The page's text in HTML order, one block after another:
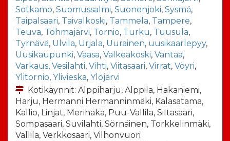
Sotkamo, Suomussalmi, Suonenjoki, Sysmä,
Taipalsaari, Taivalkoski, Tammela, Tampere,
Teuva, Tohmajärvi, Tornio, Turku, Tuusula,
Tyrnävä, Ulvila, Urjala, Uurainen, uusikaarlepyy,
Uusikaupunki, Vaasa, Valkeakoski, Vantaa,
Varkaus, Vesilahti, Vihti, Viitasaari, Virrat, Vöyri,
Ylitornio, Ylivieska, Ylöjärvi
Kotikäynnit: Alppiharju, Alppila, Hakaniemi,
Harju, Hermanni Hermanninmäki, Kalasatama,
Kallio, Linjat, Merihaka, Puu-Vallila, Siltasaari,
Sompasaari, Suvilahti, Sörnäinen, Torkkelinmäki,
Vallila, Verkkosaari, Vilhonvuori